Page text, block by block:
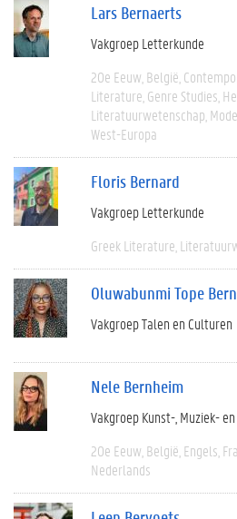
Lars Bernaerts
Vakgroep Letterkunde
20e Eeuw België
Literature Genre Studies
Literatuurwetenschap
West-Europa
Floris Bernard
Vakgroep Letterkunde
Greek Literature
Oluwabunmi Tope
Vakgroep Talen en Culturen
Nele Bernheim
Vakgroep Kunst-, Muziek-
20e Eeuw België Engels
Nederlands